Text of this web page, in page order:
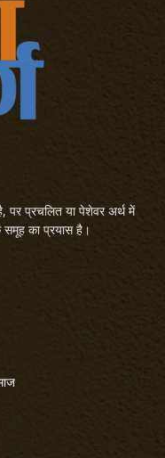
प्रचलित या पेशेवर अर्थ में
समूह का प्रयास है।